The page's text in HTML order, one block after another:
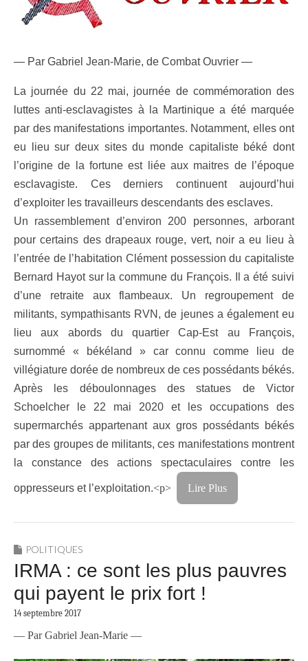
— Par Gabriel Jean-Marie, de Combat Ouvrier —
La journée du 22 mai, journée de commémoration des
luttes anti-esclavagistes à la Martinique a été marquée
par des manifestations importantes. Notamment, elles ont
eu lieu sur deux sites du monde capitaliste béké dont
l’origine de la fortune est liée aux maitres de l’époque
esclavagiste. Ces derniers continuent aujourd’hui
d’exploiter les travailleurs descendants des esclaves.
Un rassemblement d’environ 200 personnes, arborant
pour certains des drapeaux rouge, vert, noir a eu lieu à
l’entrée de l’habitation Clément possession du capitaliste
Bernard Hayot sur la commune du François. Il a été suivi
d’une retraite aux flambeaux. Un regroupement de
militants, sympathisants RVN, de jeunes a également eu
lieu aux abords du quartier Cap-Est au François,
surnommé « békéland » car connu comme lieu de
villégiature dorée de nombreux de ces possédants békés.
Après les déboulonnages des statues de Victor
Schoelcher le 22 mai 2020 et les occupations des
supermarchés appartenant aux gros possédants békés
par des groupes de militants, ces manifestations montrent
la constance des actions spectaculaires contre les
oppresseurs et l’exploitation.<p> Lire Plus
POLITIQUES
IRMA : ce sont les plus pauvres
qui payent le prix fort !
14 septembre 2017
— Par Gabriel Jean-Marie —